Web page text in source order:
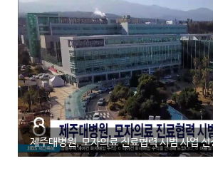
날씨였습니다.
50명은 12월부터 투입하기로 했습니다.
제주대병원, 모자의료 진료협력 시범 사업 선